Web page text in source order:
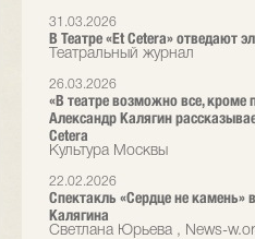
31.03.2026
В Театре «Et Cetera» отведают
Театральный журнал
26.03.2026
«В театре возможно все, кроме
Александр Калягин
Cetera
Культура Москвы
22.02.2026
Спектакль «Сердце не камень»
Калягина
Светлана Юрьева , News-